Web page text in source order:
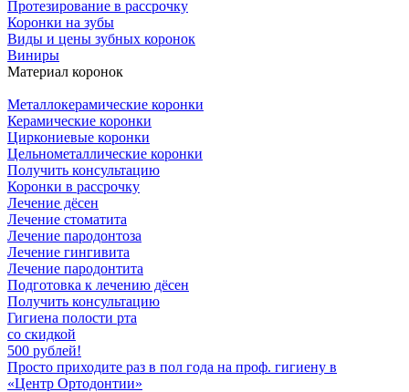
Протезирование в рассрочку
Коронки на зубы
Виды и цены зубных коронок
Виниры
Материал коронок
Металлокерамические коронки
Керамические коронки
Циркониевые коронки
Цельнометаллические коронки
Получить консультацию
Коронки в рассрочку
Лечение дёсен
Лечение стоматита
Лечение пародонтоза
Лечение гингивита
Лечение пародонтита
Подготовка к лечению дёсен
Получить консультацию
Гигиена полости рта
со скидкой
500 рублей!
Просто приходите раз в пол года на проф. гигиену в
«Центр Ортодонтии»